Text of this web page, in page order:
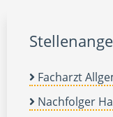
Facharzt
Nachfolger